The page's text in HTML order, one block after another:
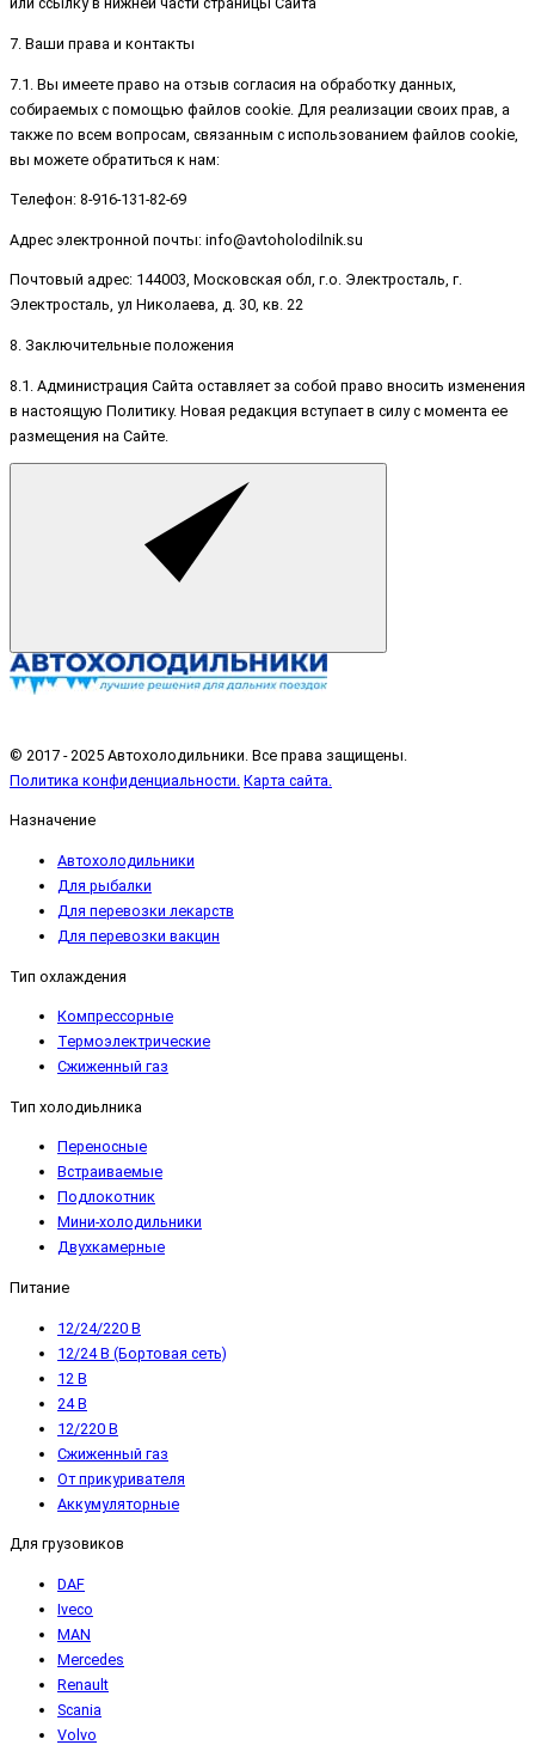
7. Ваши права и контакты
7.1. Вы имеете право на отзыв согласия на обработку данных,
собираемых с помощью файлов cookie. Для реализации своих прав, а
также по всем вопросам, связанным с использованием файлов cookie,
вы можете обратиться к нам:
Телефон: 8-916-131-82-69
Адрес электронной почты: info@avtoholodilnik.su
Почтовый адрес: 144003, Московская обл, г.о. Электросталь, г.
Электросталь, ул Николаева, д. 30, кв. 22
8. Заключительные положения
8.1. Администрация Сайта оставляет за собой право вносить изменения
в настоящую Политику. Новая редакция вступает в силу с момента ее
размещения на Сайте.
© 2017 - 2025 Автохолодильники. Все права защищены.
Политика конфиденциальности. Карта сайта.
Назначение
Автохолодильники
Для рыбалки
Для перевозки лекарств
Для перевозки вакцин
Тип охлаждения
Компрессорные
Термоэлектрические
Сжиженный газ
Тип холодиьлника
Переносные
Встраиваемые
Подлокотник
Мини-холодильники
Двухкамерные
Питание
12/24/220 В
12/24 В (Бортовая сеть)
12 В
24 В
12/220 В
Сжиженный газ
От прикуривателя
Аккумуляторные
Для грузовиков
DAF
Iveco
MAN
Mercedes
Renault
Scania
Volvo